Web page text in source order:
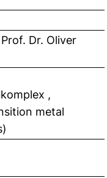
Dr. Oliver
,
metal